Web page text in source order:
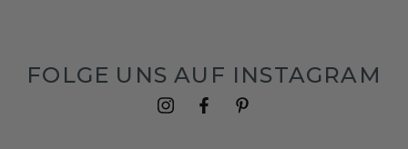
FOLGE UNS AUF INSTAGRAM